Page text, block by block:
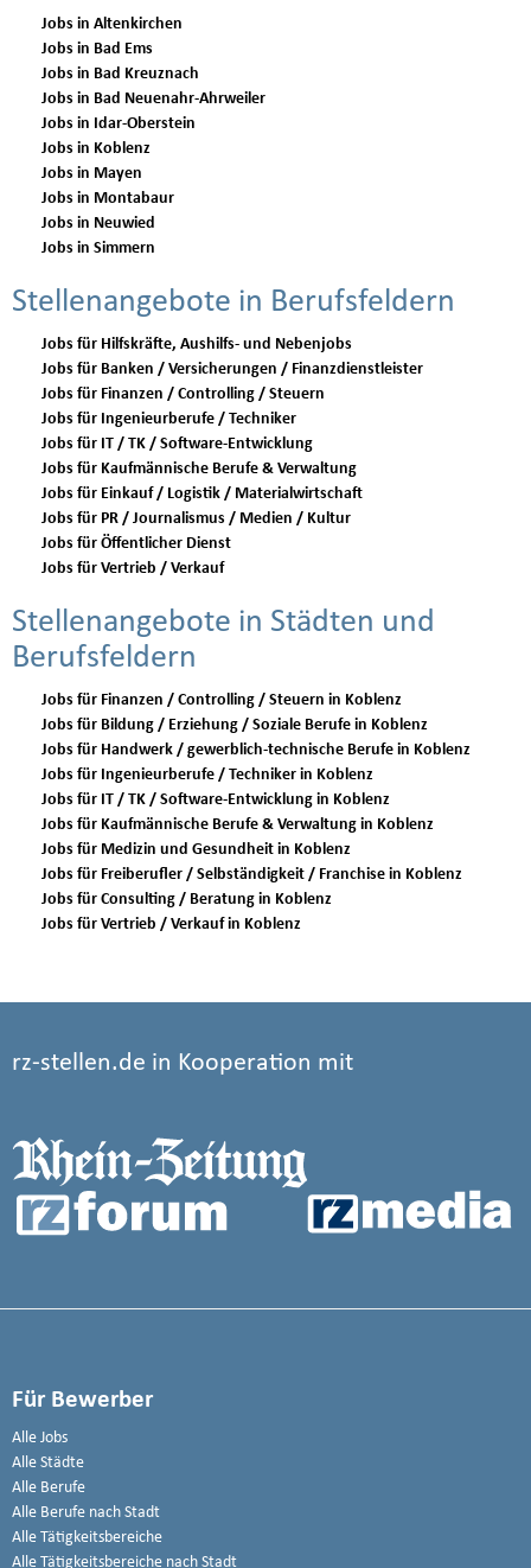
Jobs in Altenkirchen
Jobs in Bad Ems
Jobs in Bad Kreuznach
Jobs in Bad Neuenahr-Ahrweiler
Jobs in Idar-Oberstein
Jobs in Koblenz
Jobs in Mayen
Jobs in Montabaur
Jobs in Neuwied
Jobs in Simmern
Stellenangebote in Berufsfeldern
Jobs für Hilfskräfte, Aushilfs- und Nebenjobs
Jobs für Banken / Versicherungen / Finanzdienstleister
Jobs für Finanzen / Controlling / Steuern
Jobs für Ingenieurberufe / Techniker
Jobs für IT / TK / Software-Entwicklung
Jobs für Kaufmännische Berufe & Verwaltung
Jobs für Einkauf / Logistik / Materialwirtschaft
Jobs für PR / Journalismus / Medien / Kultur
Jobs für Öffentlicher Dienst
Jobs für Vertrieb / Verkauf
Stellenangebote in Städten und
Berufsfeldern
Jobs für Finanzen / Controlling / Steuern in Koblenz
Jobs für Bildung / Erziehung / Soziale Berufe in Koblenz
Jobs für Handwerk / gewerblich-technische Berufe in Koblenz
Jobs für Ingenieurberufe / Techniker in Koblenz
Jobs für IT / TK / Software-Entwicklung in Koblenz
Jobs für Kaufmännische Berufe & Verwaltung in Koblenz
Jobs für Medizin und Gesundheit in Koblenz
Jobs für Freiberufler / Selbständigkeit / Franchise in Koblenz
Jobs für Consulting / Beratung in Koblenz
Jobs für Vertrieb / Verkauf in Koblenz
rz-stellen.de in Kooperation mit
Für Bewerber
Alle Jobs
Alle Städte
Alle Berufe
Alle Berufe nach Stadt
Alle Tätigkeitsbereiche
Alle Tätigkeitsbereiche nach Stadt